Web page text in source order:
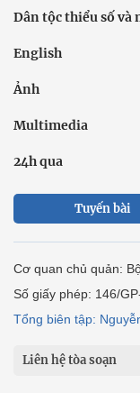
Dân tộc thiểu số và
English
Ảnh
Multimedia
24h qua
Tuyến bài
Cơ quan chủ quản:
Số giấy phép: 146/
Tổng biên tập:
Liên hệ tòa soạn